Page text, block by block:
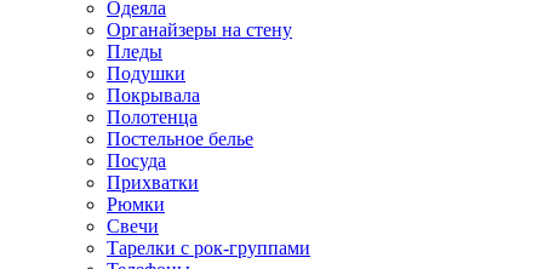
Одеяла
Органайзеры на стену
Пледы
Подушки
Покрывала
Полотенца
Постельное белье
Посуда
Прихватки
Рюмки
Свечи
Тарелки с рок-группами